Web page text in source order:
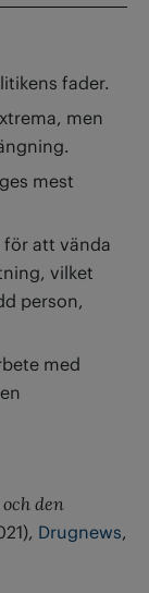
fader.
men
mest
att vända
vilket
person,
med
den
Drugnews,